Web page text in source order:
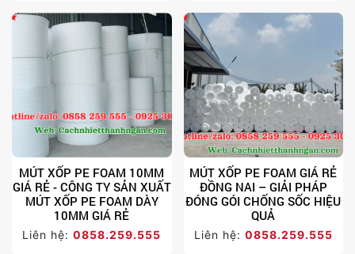
MÚT XỐP PE FOAM 10MM
GIÁ RẺ - CÔNG TY SẢN XUẤT
MÚT XỐP PE FOAM DÀY
10MM GIÁ RẺ
Liên hệ:0858.259.555
MÚT XỐP PE FOAM GIÁ RẺ
ĐỒNG NAI – GIẢI PHÁP
ĐÓNG GÓI CHỐNG SỐC HIỆU
QUẢ
Liên hệ: 0858.259.555